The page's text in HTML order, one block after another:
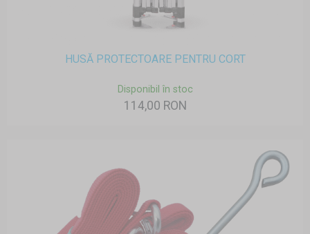
HUSĂ PROTECTOARE PENTRU CORT
Disponibil în stoc
114,00 RON